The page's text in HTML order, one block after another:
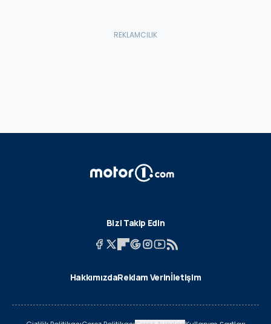
Bizi Takip Edin
HakkımızdaReklam Verinİletişim